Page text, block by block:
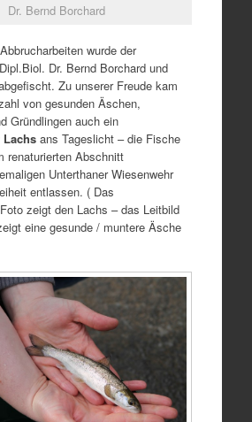
Dr. Bernd Borchard
wurde der
Dr. Bernd Borchard und
Zu unserer Freude kam
von gesunden Äschen,
Gründlingen auch ein
Lachsans Tageslicht – die Fische
renaturierten Abschnitt
Unterthaner Wiesenwehr
entlassen. ( Das
zeigt den Lachs – das Leitbild
eine gesunde / muntere Äsche